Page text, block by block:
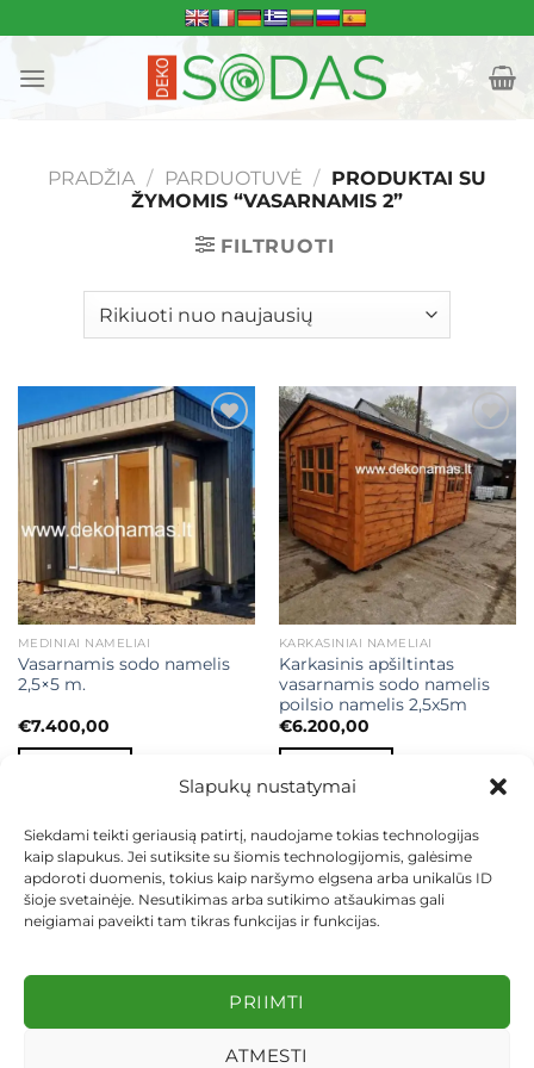
Slapukų nustatymai
Siekdami teikti geriausią patirtį, naudojame tokias technologijas
kaip slapukus. Jei sutiksite su šiomis technologijomis, galėsime
apdoroti duomenis, tokius kaip naršymo elgsena arba unikalūs ID
šioje svetainėje. Nesutikimas arba sutikimo atšaukimas gali
neigiamai paveikti tam tikras funkcijas ir funkcijas.
PRIIMTI
ATMESTI
to
content
PRADŽIA / PARDUOTUVĖ / PRODUKTAI SU
ŽYMOMIS “VASARNAMIS 2”
FILTRUOTI
Mėgstamiausias
MEDINIAI NAMELIAI
Vasarnamis sodo namelis
2,5×5 m.
€7.400,00
Mėgstamiausias
KARKASINIAI NAMELIAI
Karkasinis apšiltintas
vasarnamis sodo namelis
poilsio namelis 2,5x5m
€6.200,00
KEITIMAS IR GRĄŽINIMAS
PRIVATUMO POLITIKA
Visos teisės saugomos 2026 ©dekosodas.lt